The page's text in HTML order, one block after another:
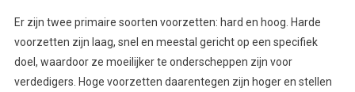
Er zijn twee primaire soorten voorzetten: hard en hoog. Harde
voorzetten zijn laag, snel en meestal gericht op een specifiek
doel, waardoor ze moeilijker te onderscheppen zijn voor
verdedigers. Hoge voorzetten daarentegen zijn hoger en stellen